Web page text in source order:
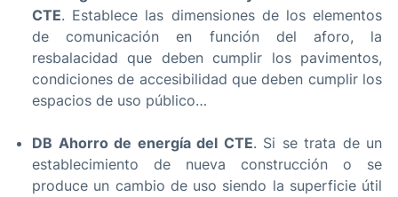
CTE. Establece las dimensiones de los elementos
de comunicación en función del aforo, la
resbalacidad que deben cumplir los pavimentos,
condiciones de accesibilidad que deben cumplir los
espacios de uso público…
DB Ahorro de energía del CTE. Si se trata de un
establecimiento de nueva construcción o se
produce un cambio de uso siendo la superficie útil